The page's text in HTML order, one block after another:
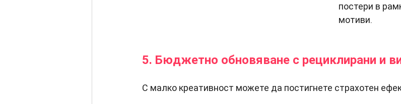
постери в
мотиви.
5. Бюджетно обновяване с рециклирани и
С малко креативност можете да постигнете страхотен